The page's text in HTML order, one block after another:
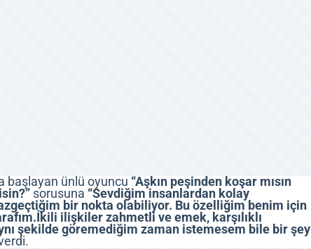
başlayan ünlü oyuncu “Aşkın peşinden koşar mısın
sorusuna “Sevdiğim insanlardan kolay
bir nokta olabiliyor. Bu özelliğim benim için
ilişkiler zahmetli ve emek, karşılıklı
şekilde göremediğim zaman istemesem bile bir şey